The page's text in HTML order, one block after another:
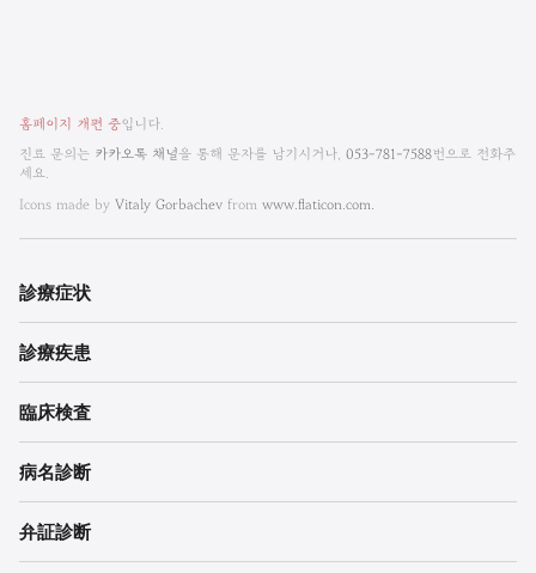
비
엠
한
방
내
과
한
의
원
각
주
홈페이지 개편 중입니다.
진료 문의는 카카오톡 채널을 통해 문자를 남기시거나, 053-781-7588번으로 전화주
세요.
Icons made by Vitaly Gorbachev from www.flaticon.com.
診療症状
診療疾患
臨床検査
病名診断
弁証診断